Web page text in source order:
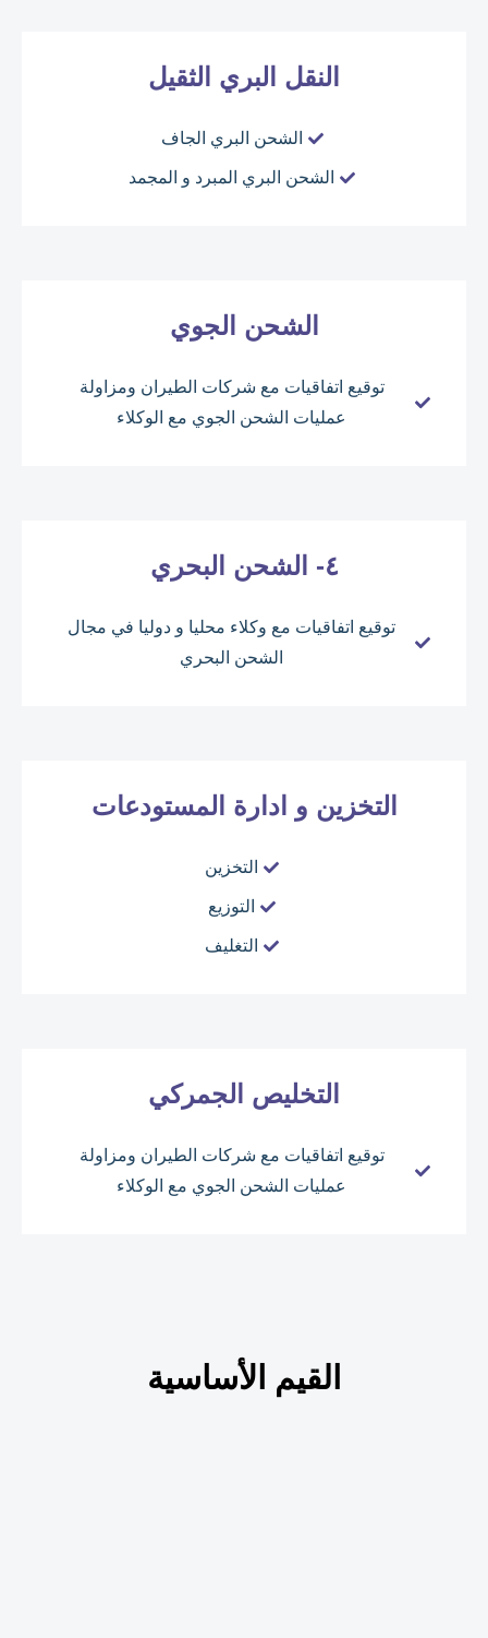
النقل البري الثقيل
الشحن البري الجاف
الشحن البري المبرد و المجمد
الشحن الجوي
توقيع اتفاقيات مع شركات الطيران ومزاولة
عمليات الشحن الجوي مع الوكلاء
توقيع اتفاقيات مع وكلاء محليا و دوليا في مجال
الشحن البحري
التخزين و ادارة المستودعات
التخزين
التوزيع
التغليف
التخليص الجمركي
توقيع اتفاقيات مع شركات الطيران ومزاولة
عمليات الشحن الجوي مع الوكلاء
القيم الأساسية